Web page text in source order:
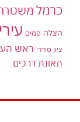
כרמל
הצלה סמים
ציון סודרי ראש
תאונת דרכים